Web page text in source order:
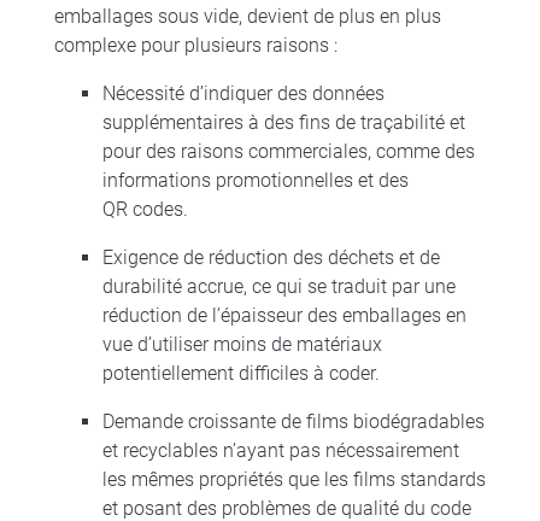
emballages sous vide, devient de plus en plus
complexe pour plusieurs raisons :
Nécessité d’indiquer des données
supplémentaires à des fins de traçabilité et
pour des raisons commerciales, comme des
informations promotionnelles et des
QR codes.
Exigence de réduction des déchets et de
durabilité accrue, ce qui se traduit par une
réduction de l’épaisseur des emballages en
vue d’utiliser moins de matériaux
potentiellement difficiles à coder.
Demande croissante de films biodégradables
et recyclables n’ayant pas nécessairement
les mêmes propriétés que les films standards
et posant des problèmes de qualité du code